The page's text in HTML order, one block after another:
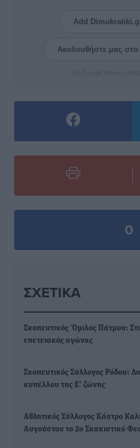
Add
Ακολουθήστε μας
0
ΣΧΕΤΙΚΆ
Σκοπευτικός Όμιλος Πάτμου:
επετειακός αγώνας
Σκοπευτικός Σύλλογος Ρόδου:
κυπέλλου της Ε’ ζώνης
Αθλητικός Σύλλογος Κάστρο
Αυγούστου το 2ο Σκακιστικό